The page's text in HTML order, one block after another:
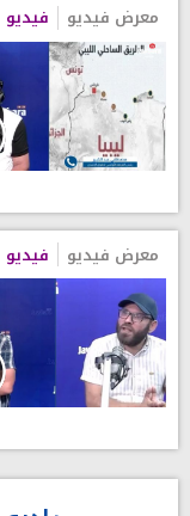
معرض فيديو فيديو
معرض فيديو فيديو